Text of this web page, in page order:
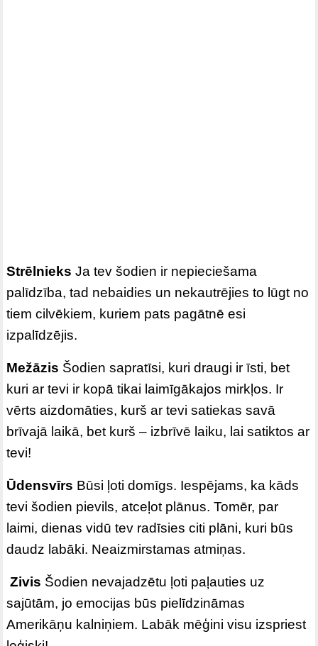
Strēlnieks Ja tev šodien ir nepieciešama
palīdzība, tad nebaidies un nekautrējies to lūgt no
tiem cilvēkiem, kuriem pats pagātnē esi
izpalīdzējis.
Mežāzis Šodien sapratīsi, kuri draugi ir īsti, bet
kuri ar tevi ir kopā tikai laimīgākajos mirkļos. Ir
vērts aizdomāties, kurš ar tevi satiekas savā
brīvajā laikā, bet kurš – izbrīvē laiku, lai satiktos ar
tevi!
Ūdensvīrs Būsi ļoti domīgs. Iespējams, ka kāds
tevi šodien pievils, atceļot plānus. Tomēr, par
laimi, dienas vidū tev radīsies citi plāni, kuri būs
daudz labāki. Neaizmirstamas atmiņas.
Zivis Šodien nevajadzētu ļoti paļauties uz
sajūtām, jo emocijas būs pielīdzināmas
Amerikāņu kalniņiem. Labāk mēģini visu izspriest